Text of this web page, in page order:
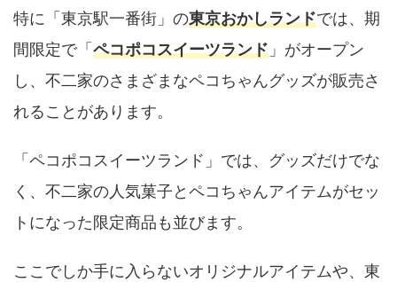
特に「東京駅一番街」の東京おかしランドでは、期
間限定で「 ペコポコスイーツランド 」がオープン
し、不二家のさまざまなペコちゃんグッズが販売さ
れることがあります。
「ペコポコスイーツランド」では、グッズだけでな
く、不二家の人気菓子とペコちゃんアイテムがセッ
トになった限定商品も並びます。
ここでしか手に入らないオリジナルアイテムや、東